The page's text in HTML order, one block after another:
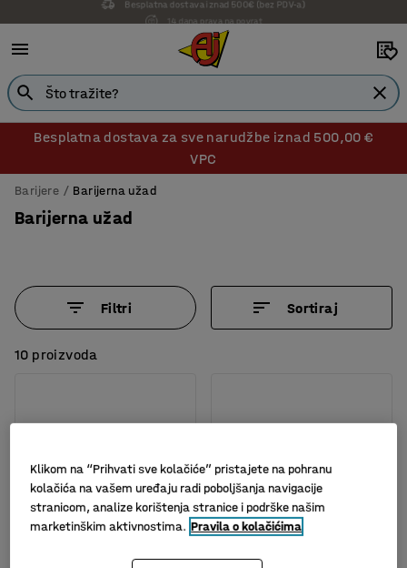
14 dana prava na povrat
Besplatna dostava za sve narudžbe iznad 500,00 €
VPC
Barijere Barijerna užad
Barijerna užad
Filtri Sortiraj
10 proizvoda
Klikom na “Prihvati sve kolačiće” pristajete na pohranu
kolačića na vašem uređaju radi poboljšanja navigacije
stranicom, analize korištenja stranice i podrške našim
marketinškim aktivnostima. Pravila o kolačićima